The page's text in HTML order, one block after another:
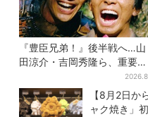
『豊臣兄弟！』後半戦へ…山
田涼介・吉岡秀隆ら、重要人
物のビジュアル解禁でSNS興
奮「キター！！」【8月2日か
ャク焼き」